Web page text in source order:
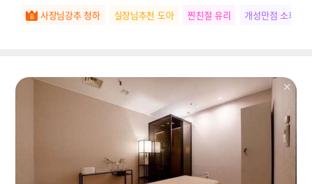
사장님강추 청하 실장님추천 도아 찐친절 유리 개성만점 소희